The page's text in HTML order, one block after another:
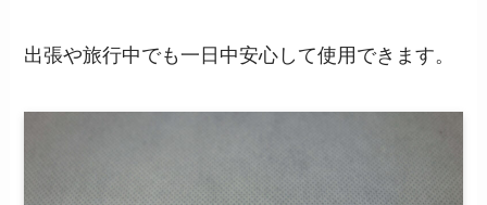
出張や旅行中でも一日中安心して使用できます。